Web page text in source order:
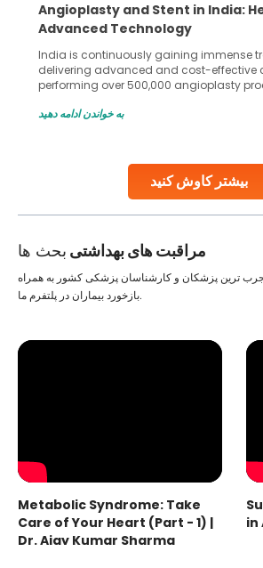
بیشتر کاوش کنید
Angioplasty and Stent in India:
Advanced Technology
India is continuously gaining immense
delivering advanced and cost-effective
performing over 500,000 angioplasty
globe are searching for treatments like
Studies, such as one published
به خواندن ادامه دهید
مراقبت های بهداشتی بحث ها
ترین پزشکان و کارشناسان پزشکی کشور به همراه
بازخورد بیماران در پلتفرم ما.
Metabolic Syndrome: Take
Care of Your Heart (Part - 1) |
Dr. Ajay Kumar Sharma
in